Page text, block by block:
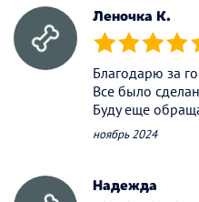
Леночка К.
(*) (*) (*) (*)
Благодарю за
Все было
Буду еще
ноябрь 2024
Надежда